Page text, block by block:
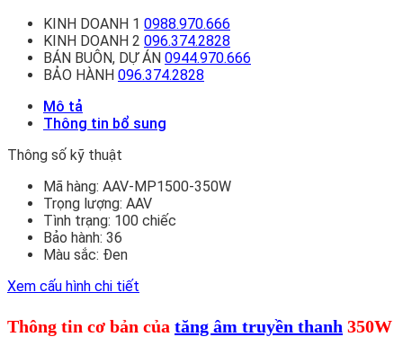
KINH DOANH 1 0988.970.666
KINH DOANH 2 096.374.2828
BÁN BUÔN, DỰ ÁN 0944.970.666
BẢO HÀNH 096.374.2828
Mô tả
Thông tin bổ sung
Thông số kỹ thuật
Mã hàng: AAV-MP1500-350W
Trọng lượng: AAV
Tình trạng: 100 chiếc
Bảo hành: 36
Màu sắc: Đen
Xem cấu hình chi tiết
Thông tin cơ bản của tăng âm truyền thanh 350W